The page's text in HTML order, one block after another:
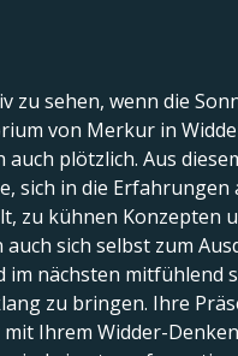
sehen, wenn die
von Merkur in
plötzlich. Aus
sich in die
zu kühnen Konzepten
sich selbst zum
nächsten mitfühlend
zu bringen. Ihre
Ihrem Widder-